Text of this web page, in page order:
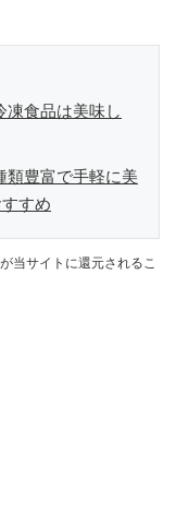
凍食品は美味し
類豊富で手軽に美
すめ
当サイトに還元されるこ